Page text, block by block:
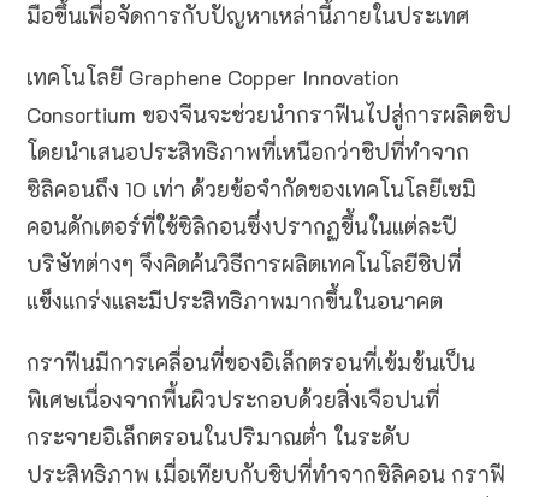
มือขึ้นเพื่อจัดการกับปัญหาเหล่านี้ภายในประเทศ
เทคโนโลยี Graphene Copper Innovation
Consortium ของจีนจะช่วยนำกราฟีนไปสู่การผลิตชิป
โดยนำเสนอประสิทธิภาพที่เหนือกว่าชิปที่ทำจาก
ซิลิคอนถึง 10 เท่า ด้วยข้อจำกัดของเทคโนโลยีเซมิ
คอนดักเตอร์ที่ใช้ซิลิกอนซึ่งปรากฏขึ้นในแต่ละปี
บริษัทต่างๆ จึงคิดค้นวิธีการผลิตเทคโนโลยีชิปที่
แข็งแกร่งและมีประสิทธิภาพมากขึ้นในอนาคต
กราฟีนมีการเคลื่อนที่ของอิเล็กตรอนที่เข้มข้นเป็น
พิเศษเนื่องจากพื้นผิวประกอบด้วยสิ่งเจือปนที่
กระจายอิเล็กตรอนในปริมาณต่ำ ในระดับ
ประสิทธิภาพ เมื่อเทียบกับชิปที่ทำจากซิลิคอน กราฟี